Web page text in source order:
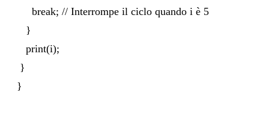
break; // Interrompe il ciclo quando i è 5
}
print(i);
}
}